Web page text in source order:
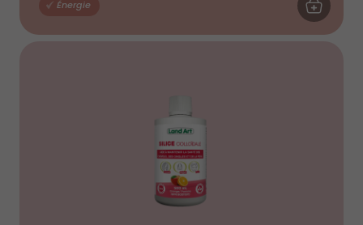
Énergie AJOUTER